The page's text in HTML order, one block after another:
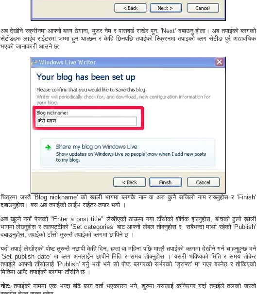
अब देखीने स्क्रीनमा आफ्नो ब्लग ठेगाना, युजर नेम र पासवर्ड राखेर पून: 'Next' दबाउनु होला। अब तपाईको ब्लगको
सेटीङहरु लाईव राईटरमा जम्मा हुन थाल्छन र केहि छिनपछि तपाईको स्क्रिनमा तपाइको ब्लग सेटीङ पुरै अद्यावधिक
भएको जानाकारी आउने छ:
चित्रमा जस्तै 'Blog nickname' को खाली भागमा ब्लगकै नाम वा अरु कुनै सजिलो नाम राख्‍नुहोस र 'Finish'
दबाउनुहोस। बस अब तपाईको लाईभ राईटर तयार भयो ।
अब खुल्ने नयाँ पेजको "Enter a post title" लेखीएको ठाऊमा नया टाँसोको शीर्षक हाल्नुहोस, बीचको ठुलो खाली
भागमा लेख्‍नुहोस र तलपट्टीको ‘Set categories’ बाट आफ्नो लेबल तोक्नुहोस र सबैभन्दा माथी रहेको 'Publish'
दबाउनुहोस, तपाईको टाँसो तुरुन्तै तपाईको ब्लगमा छापिने छ ।
यदी तपाई लेखीएको पोष्ट तुरुन्तै नछापी केहि दिन, हप्ता वा महिना पछि मात्रै तपाईको ब्लगमा देखीने गर्न चाहनुहुन्छ भने
‘Set publish date’ मा ब्लग अनलाईन छापीने मिति र समय तोक्नुहोस । यसरी भविष्यको मिति र समय तोकेर
तपाईले आफ्नो टाँसोलाई 'Publish' गर्नु भयो भने सो पोष्ट ब्लगरको सर्भरको ‘ड्राफ्ट’ मा गएर बस्नेछ र तोकिएको
मितिमा आफै तपाईको ब्लगमा टाँसीने छ ।
नोट: तपाईको नाममा एक भन्दा बढि ब्लग दर्ता भएकाछन भने, शुरुमा यसलाई कन्फिगर गर्दा तपाईले तलको जस्तो